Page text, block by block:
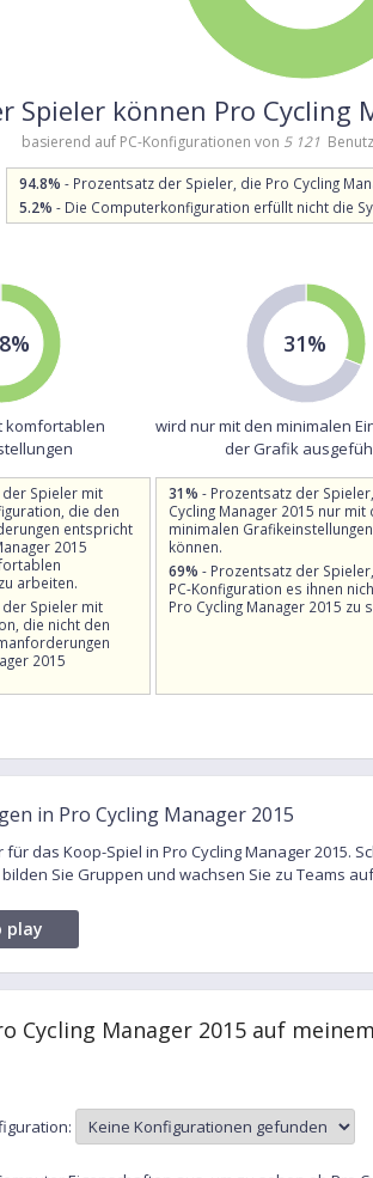
Spieler können Pro Cycling
basierend auf PC-Konfigurationen von 5 121
94.8% - Prozentsatz der Spieler, die Pro Cycling
5.2% - Die Computerkonfiguration erfüllt nicht die
komfortablen
Spieler mit
die den
entspricht
2015
arbeiten.
Spieler mit
die nicht den
2015
31%
wird nur mit den minimalen
der Grafik
31% - Prozentsatz der
Cycling Manager 2015 nur mit
minimalen
können.
69% - Prozentsatz der
PC-Konfiguration es ihnen
Pro Cycling Manager 2015 zu
in Pro Cycling Manager 2015
das Koop-Spiel in Pro Cycling Manager 2015.
Sie Gruppen und wachsen Sie zu Teams auf
play
Cycling Manager 2015 auf